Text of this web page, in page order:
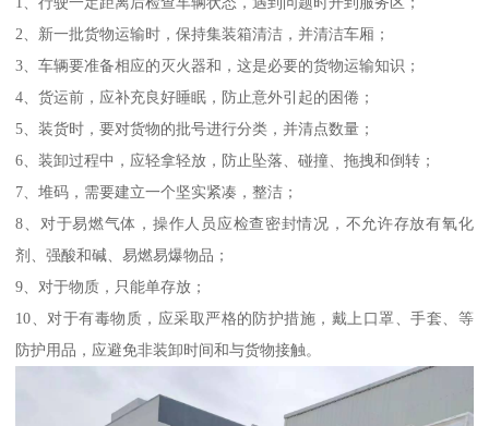
2、新一批货物运输时，保持集装箱清洁，并清洁车厢；
3、车辆要准备相应的灭火器和，这是必要的货物运输知识；
4、货运前，应补充良好睡眠，防止意外引起的困倦；
5、装货时，要对货物的批号进行分类，并清点数量；
6、装卸过程中，应轻拿轻放，防止坠落、碰撞、拖拽和倒转；
7、堆码，需要建立一个坚实紧凑，整洁；
8、对于易燃气体，操作人员应检查密封情况，不允许存放有氧化
剂、强酸和碱、易燃易爆物品；
9、对于物质，只能单存放；
10、对于有毒物质，应采取严格的防护措施，戴上口罩、手套、等
防护用品，应避免非装卸时间和与货物接触。